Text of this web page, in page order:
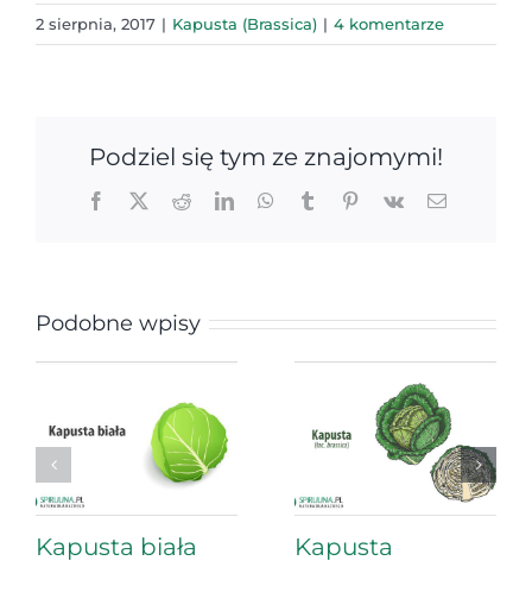
2 sierpnia, 2017 | Kapusta (Brassica) | 4 komentarze
Podziel się tym ze znajomymi!
Facebook
X RedditLinkedInWhatsApp
TumblrPinterest
Vk Email
Podobne wpisy
Kapusta biała Kapusta